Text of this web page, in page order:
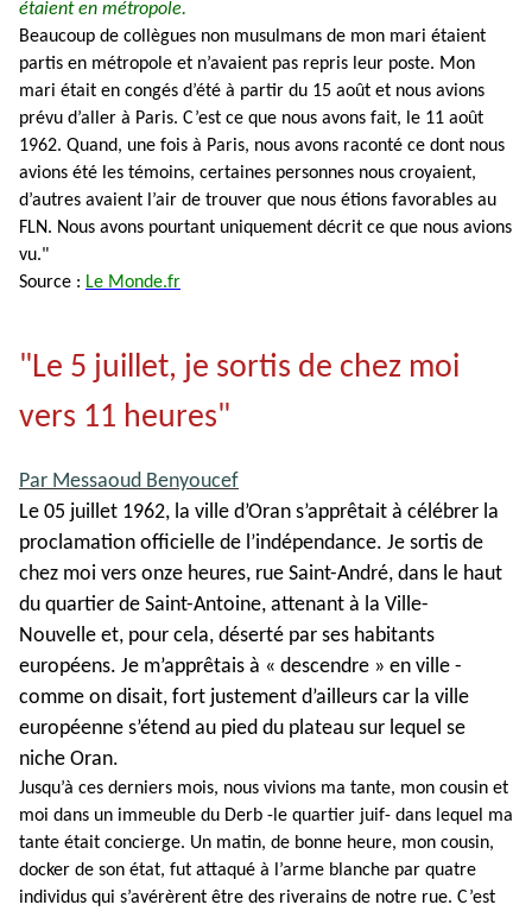
étaient en métropole.
Beaucoup de collègues non musulmans de mon mari étaient
partis en métropole et n’avaient pas repris leur poste. Mon
mari était en congés d’été à partir du 15 août et nous avions
prévu d’aller à Paris. C’est ce que nous avons fait, le 11 août
1962. Quand, une fois à Paris, nous avons raconté ce dont nous
avions été les témoins, certaines personnes nous croyaient,
d’autres avaient l’air de trouver que nous étions favorables au
FLN. Nous avons pourtant uniquement décrit ce que nous avions
vu."
Source : Le Monde.fr
"Le 5 juillet, je sortis de chez moi
vers 11 heures"
Par Messaoud Benyoucef
Le 05 juillet 1962, la ville d’Oran s’apprêtait à célébrer la
proclamation officielle de l’indépendance. Je sortis de
chez moi vers onze heures, rue Saint-André, dans le haut
du quartier de Saint-Antoine, attenant à la Ville-
Nouvelle et, pour cela, déserté par ses habitants
européens. Je m’apprêtais à « descendre » en ville -
comme on disait, fort justement d’ailleurs car la ville
européenne s’étend au pied du plateau sur lequel se
niche Oran.
Jusqu’à ces derniers mois, nous vivions ma tante, mon cousin et
moi dans un immeuble du Derb -le quartier juif- dans lequel ma
tante était concierge. Un matin, de bonne heure, mon cousin,
docker de son état, fut attaqué à l’arme blanche par quatre
individus qui s’avérèrent être des riverains de notre rue. C’est